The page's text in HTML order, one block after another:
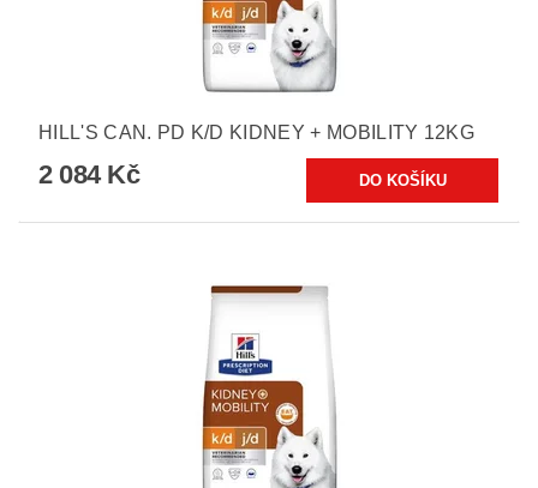
HILL'S CAN. PD K/D KIDNEY + MOBILITY 12KG
2 084 Kč